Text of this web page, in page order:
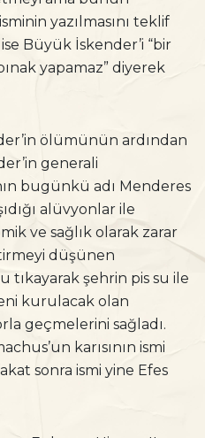
yazılmasını teklif
Büyük İskender’i “bir
yapamaz” diyerek
ölümünün ardından
generali
bugünkü adı Menderes
alüvyonlar ile
ve sağlık olarak zarar
düşünen
tıkayarak şehrin pis su ile
kurulacak olan
geçmelerini sağladı.
karısının ismi
sonra ismi yine Efes